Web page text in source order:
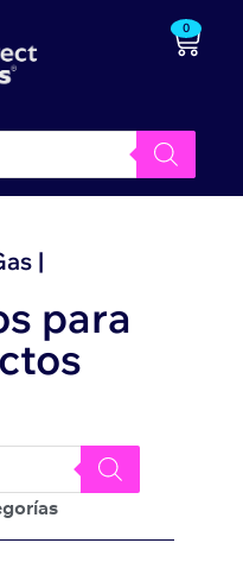
0
|
para